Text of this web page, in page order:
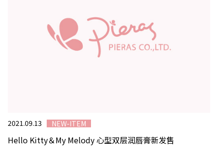
2021.09.13 NEW-ITEM
Hello Kitty＆My Melody 心型双层润唇膏新发售